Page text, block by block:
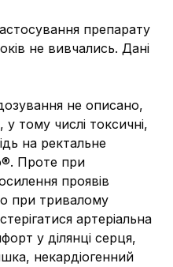
препарату
не вивчались. Дані
не описано,
у тому числі токсичні,
на ректальне
Проте при
проявів
при тривалому
артеріальна
у ділянці серця,
некардіогенний